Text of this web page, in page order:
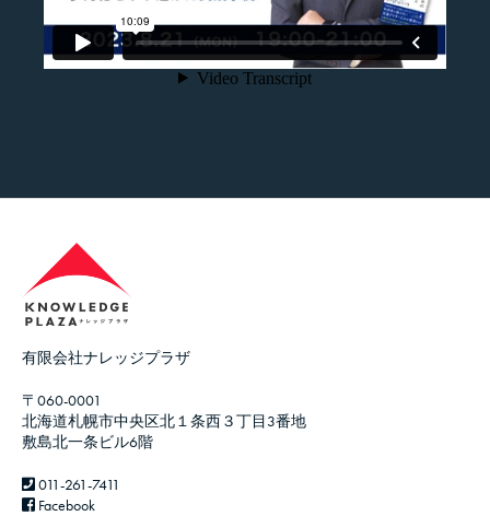
有限会社ナレッジプラザ
〒060-0001
北海道札幌市中央区北１条西３丁目3番地
敷島北一条ビル6階
011-261-7411
Facebook